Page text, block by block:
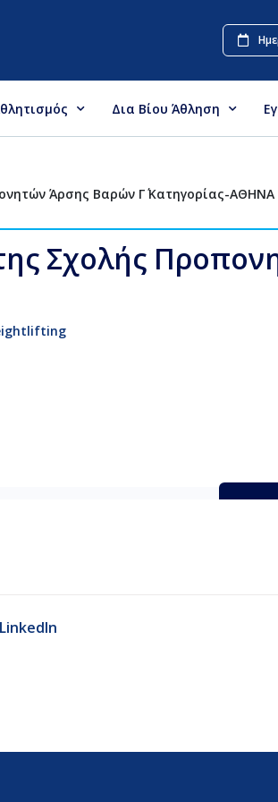
Δια Βίου Άθληση
Άρσης Βαρών Γ΄ Κατηγορίας-ΑΘΗΝΑ
Σχολής
LinkedIn